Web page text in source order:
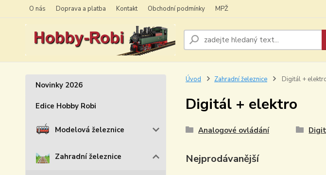
O nás Doprava a platba Kontakt Obchodní podmínky MPŽ
Novinky 2026
Edice Hobby Robi
Modelová železnice
Zahradní železnice
Úvod Zahradní železnice Digitál +
Digitál + elektro
Analogové ovládání
Nejprodávanější